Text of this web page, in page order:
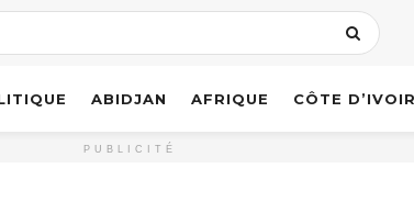
ABIDJAN AFRIQUE CÔTE
PUBLICITÉ